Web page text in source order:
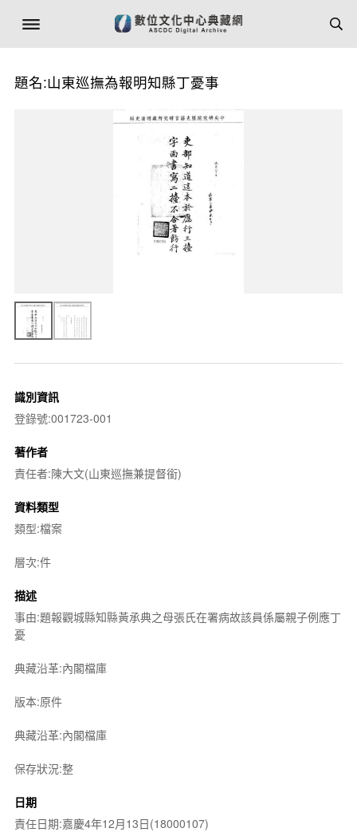
題名:山東巡撫為報明知縣丁憂事
識別資訊
登錄號:001723-001
著作者
責任者:陳大文(山東巡撫兼提督銜)
資料類型
類型:檔案
層次:件
描述
事由:題報觀城縣知縣黃承典之母張氏在署病故該員係屬親子例應丁
憂
典藏沿革:內閣檔庫
版本:原件
典藏沿革:內閣檔庫
保存狀況:整
日期
責任日期:嘉慶4年12月13日(18000107)